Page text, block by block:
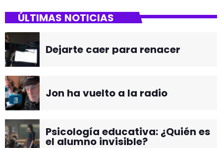
ÚLTIMAS NOTICIAS
Dejarte caer para renacer
Jon ha vuelto a la radio
Psicología educativa: ¿Quién es
el alumno invisible?